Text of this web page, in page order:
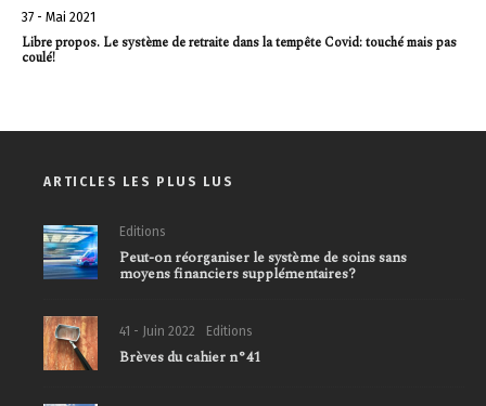
37 - Mai 2021
Libre propos. Le système de retraite dans la tempête Covid: touché mais pas
coulé!
ARTICLES LES PLUS LUS
Editions
Peut-on réorganiser le système de soins sans
moyens financiers supplémentaires?
41 - Juin 2022 Editions
Brèves du cahier n°41